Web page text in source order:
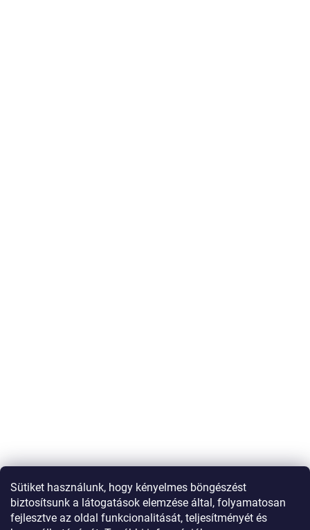
Sütiket használunk, hogy kényelmes böngészést
biztosítsunk a látogatások elemzése által, folyamatosan
fejlesztve az oldal funkcionalitását, teljesítményét és